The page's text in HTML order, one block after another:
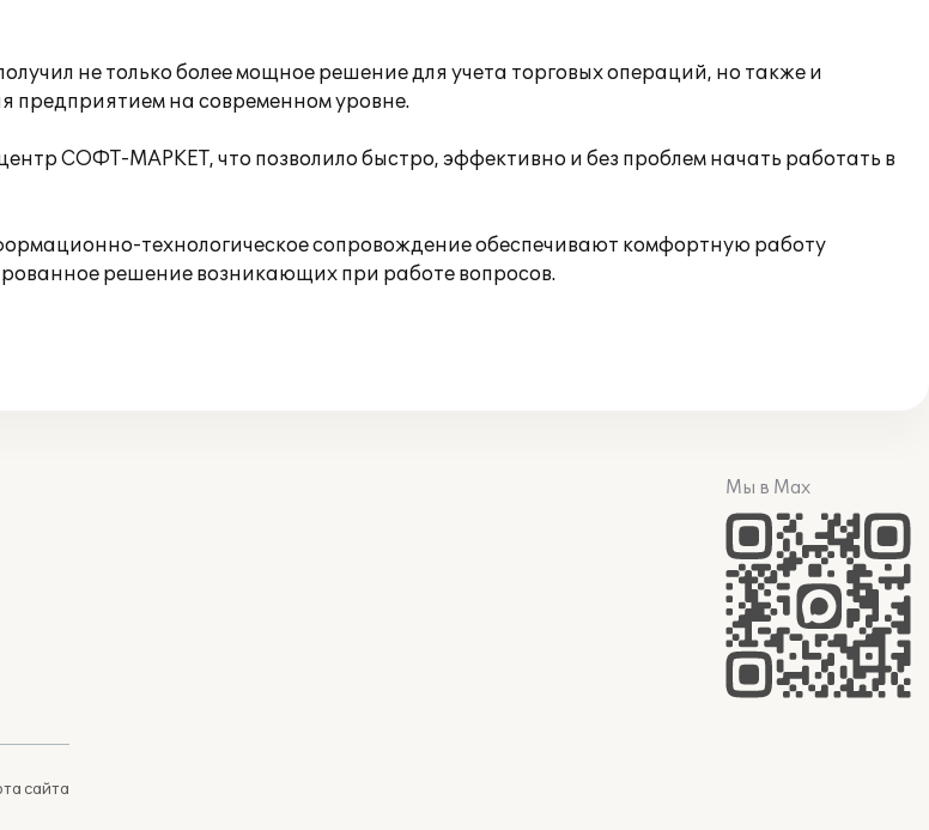
не только более мощное решение для учета торговых операций, но также и
предприятием на современном уровне.
СОФТ-МАРКЕТ, что позволило быстро, эффективно и без проблем начать работать в
технологическое сопровождение обеспечивают комфортную работу
решение возникающих при работе вопросов.
сайта
Мы в Max